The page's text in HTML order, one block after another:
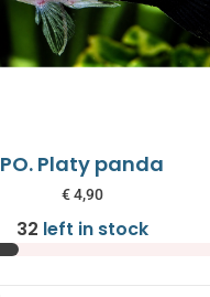
PO. Platy panda
€4,90
32 left in stock